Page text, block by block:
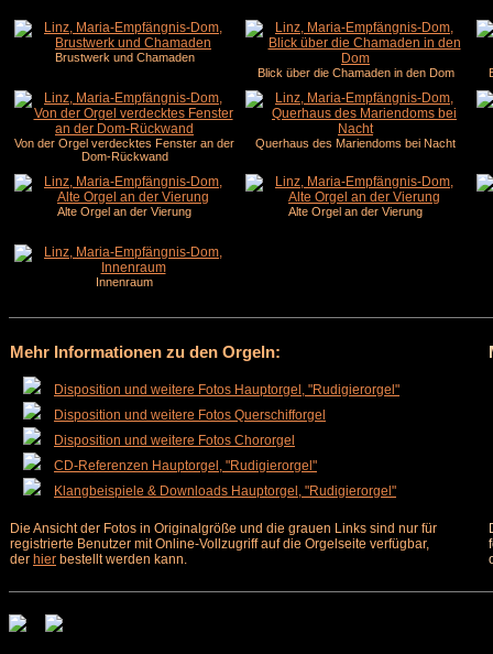
Brustwerk und Chamaden
Blick über die Chamaden in den Dom
Von der Orgel verdecktes Fenster an der
Dom-Rückwand
Querhaus des Mariendoms bei Nacht
Alte Orgel an der Vierung Alte Orgel an der Vierung
Innenraum
Mehr Informationen zu den Orgeln:
Disposition und weitere Fotos Hauptorgel, "Rudigierorgel"
Disposition und weitere Fotos Querschifforgel
Disposition und weitere Fotos Chororgel
CD-Referenzen Hauptorgel, "Rudigierorgel"
Klangbeispiele & Downloads Hauptorgel, "Rudigierorgel"
Die Ansicht der Fotos in Originalgröße und die grauen Links sind nur für
registrierte Benutzer mit Online-Vollzugriff auf die Orgelseite verfügbar,
der hier bestellt werden kann.